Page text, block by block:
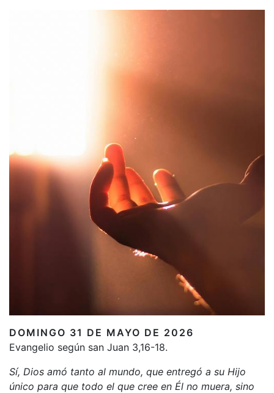
DOMINGO 31 DE MAYO DE 2026
Evangelio según san Juan 3,16-18.
Sí, Dios amó tanto al mundo, que entregó a su Hijo
único para que todo el que cree en Él no muera, sino